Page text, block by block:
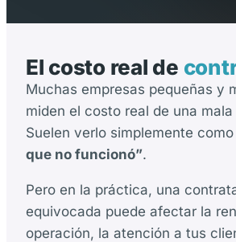
El costo real de
Muchas empresas pequeñas y
miden el costo real de una
Suelen verlo simplemente como
que no funcionó”.
Pero en la práctica, una
equivocada puede afectar la
operación, la atención a tus